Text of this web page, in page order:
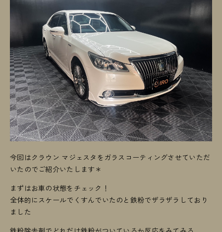
今回はクラウン マジェスタをガラスコーティングさせていただ
いたのでご紹介いたします＊
まずはお車の状態をチェック！
全体的にスケールでくすんでいたのと鉄粉でザラザラしており
ました